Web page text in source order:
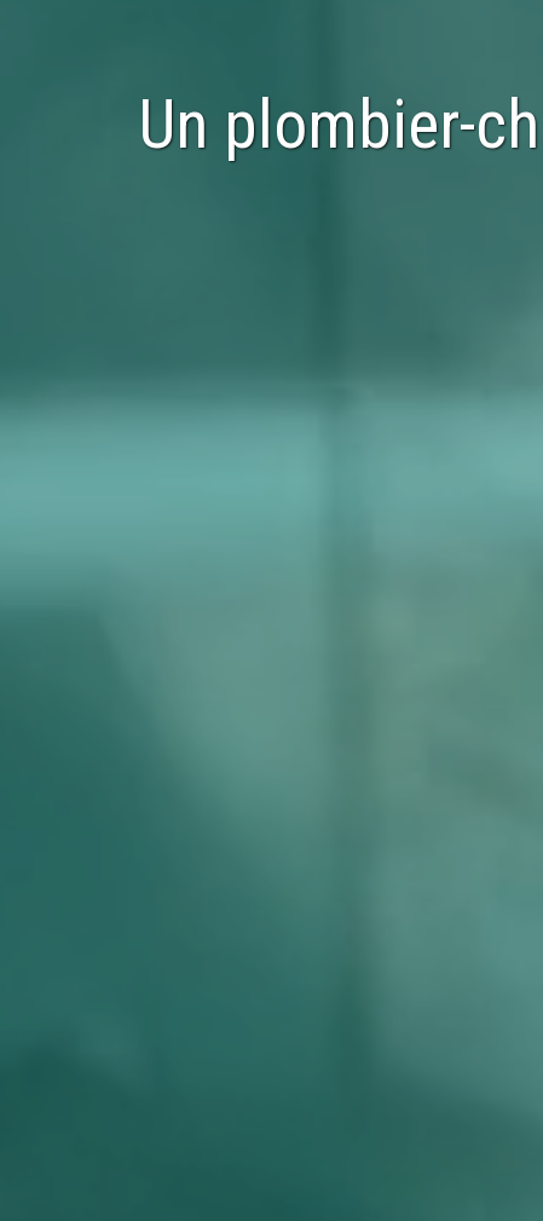
Un plombier-